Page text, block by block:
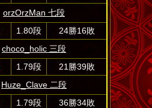
orzOrzMan 七段
1.80段
24勝16敗
choco_holic 三段
1.79段
21勝39敗
Huze_Clave 二段
1.79段
36勝34敗